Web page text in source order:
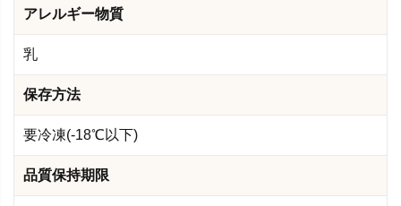
アレルギー物質
乳
保存方法
要冷凍(-18℃以下)
品質保持期限